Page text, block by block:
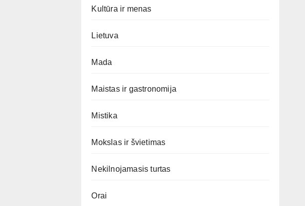
Kultūra ir menas
Lietuva
Mada
Maistas ir gastronomija
Mistika
Mokslas ir švietimas
Nekilnojamasis turtas
Orai